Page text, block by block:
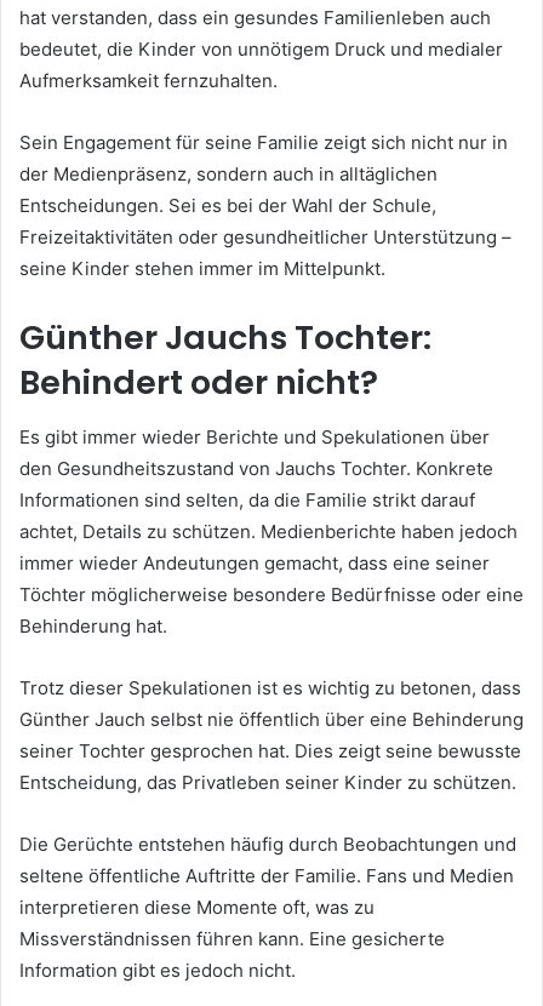
hat verstanden, dass ein gesundes Familienleben auch
bedeutet, die Kinder von unnötigem Druck und medialer
Aufmerksamkeit fernzuhalten.
Sein Engagement für seine Familie zeigt sich nicht nur in
der Medienpräsenz, sondern auch in alltäglichen
Entscheidungen. Sei es bei der Wahl der Schule,
Freizeitaktivitäten oder gesundheitlicher Unterstützung –
seine Kinder stehen immer im Mittelpunkt.
Günther Jauchs Tochter:
Behindert oder nicht?
Es gibt immer wieder Berichte und Spekulationen über
den Gesundheitszustand von Jauchs Tochter. Konkrete
Informationen sind selten, da die Familie strikt darauf
achtet, Details zu schützen. Medienberichte haben jedoch
immer wieder Andeutungen gemacht, dass eine seiner
Töchter möglicherweise besondere Bedürfnisse oder eine
Behinderung hat.
Trotz dieser Spekulationen ist es wichtig zu betonen, dass
Günther Jauch selbst nie öffentlich über eine Behinderung
seiner Tochter gesprochen hat. Dies zeigt seine bewusste
Entscheidung, das Privatleben seiner Kinder zu schützen.
Die Gerüchte entstehen häufig durch Beobachtungen und
seltene öffentliche Auftritte der Familie. Fans und Medien
interpretieren diese Momente oft, was zu
Missverständnissen führen kann. Eine gesicherte
Information gibt es jedoch nicht.